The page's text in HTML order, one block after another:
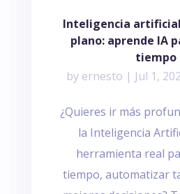
Inteligencia
plano: aprende IA
tiempo
by ernesto | Jul 1,
¿Quieres ir más
la Inteligencia
herramienta real
tiempo, automatizar